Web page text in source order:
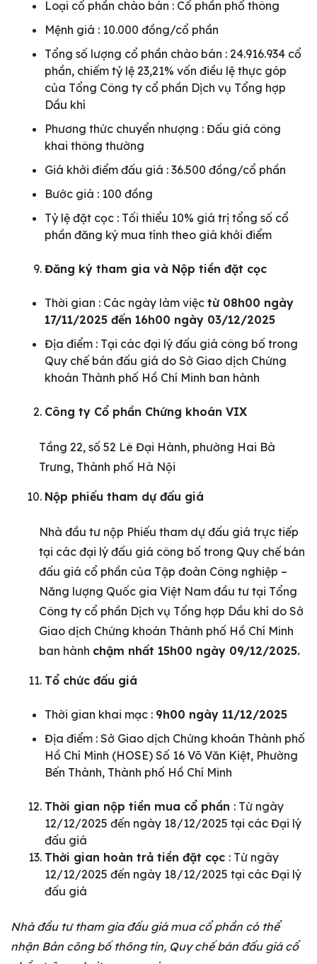
Loại cổ phần chào bán : Cổ phần phổ thông
Mệnh giá : 10.000 đồng/cổ phần
Tổng số lượng cổ phần chào bán : 24.916.934 cổ
phần, chiếm tỷ lệ 23,21% vốn điều lệ thực góp
của Tổng Công ty cổ phần Dịch vụ Tổng hợp
Dầu khí
Phương thức chuyển nhượng : Đấu giá công
khai thông thường
Giá khởi điểm đấu giá : 36.500 đồng/cổ phần
Bước giá : 100 đồng
Tỷ lệ đặt cọc : Tối thiểu 10% giá trị tổng số cổ
phần đăng ký mua tính theo giá khởi điểm
Đăng ký tham gia và Nộp tiền đặt cọc
Thời gian : Các ngày làm việc từ 08h00 ngày
17/11/2025 đến 16h00 ngày 03/12/2025
Địa điểm : Tại các đại lý đấu giá công bố trong
Quy chế bán đấu giá do Sở Giao dịch Chứng
khoán Thành phố Hồ Chí Minh ban hành
Công ty Cổ phần Chứng khoán VIX
Tầng 22, số 52 Lê Đại Hành, phường Hai Bà
Trưng, Thành phố Hà Nội
Nộp phiếu tham dự đấu giá
Nhà đầu tư nộp Phiếu tham dự đấu giá trực tiếp
tại các đại lý đấu giá công bố trong Quy chế bán
đấu giá cổ phần của Tập đoàn Công nghiệp –
Năng lượng Quốc gia Việt Nam đầu tư tại Tổng
Công ty cổ phần Dịch vụ Tổng hợp Dầu khí do Sở
Giao dịch Chứng khoán Thành phố Hồ Chí Minh
ban hành chậm nhất 15h00 ngày 09/12/2025.
Tổ chức đấu giá
Thời gian khai mạc : 9h00 ngày 11/12/2025
Địa điểm : Sở Giao dịch Chứng khoán Thành phố
Hồ Chí Minh (HOSE) Số 16 Võ Văn Kiệt, Phường
Bến Thành, Thành phố Hồ Chí Minh
Thời gian nộp tiền mua cổ phần : Từ ngày
12/12/2025 đến ngày 18/12/2025 tại các Đại lý
đấu giá
Thời gian hoàn trả tiền đặt cọc : Từ ngày
12/12/2025 đến ngày 18/12/2025 tại các Đại lý
đấu giá
Nhà đầu tư tham gia đấu giá mua cổ phần có thể
nhận Bản công bố thông tin, Quy chế bán đấu giá cổ